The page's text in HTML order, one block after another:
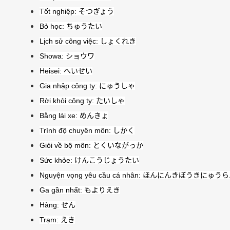
Tốt nghiệp: そつぎょう
Bỏ học: ちゅうたい
Lịch sử công việc: しょくれき
Showa: ショウワ
Heisei: へいせい
Gia nhập công ty: にゅうしゃ
Rời khỏi công ty: たいしゃ
Bằng lái xe: めんきょ
Trình độ chuyên môn: しかく
Giỏi về bộ môn: とくいながっか
Sức khỏe: けんこうじょうたい
Nguyện vọng yêu cầu cá nhân: ほんにんきぼうきにゅう
Ga gần nhất: もよりえき
Hàng: せん
Trạm: えき